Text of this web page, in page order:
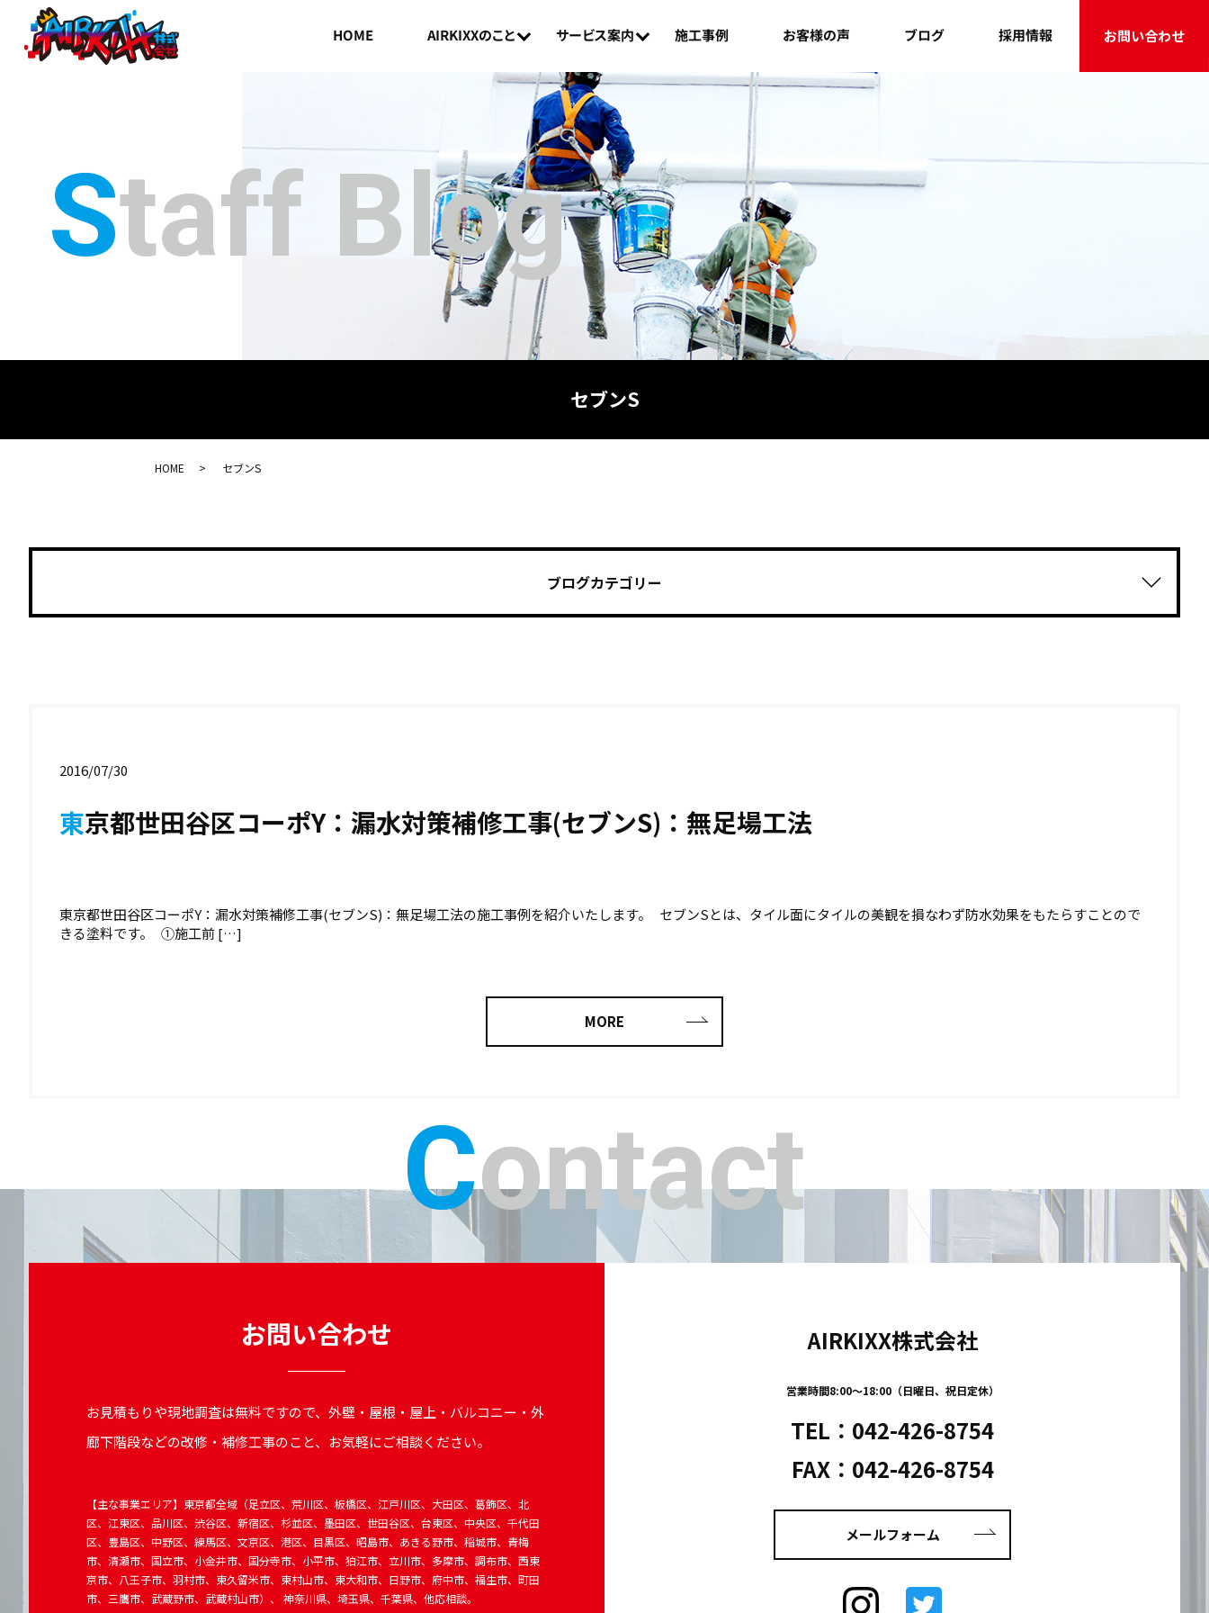
お問い合わせ
HOME AIRKIXXのこと サービス案内 施工事例 お客様の声 ブログ 採用情報
Staff Blog
セブンS
HOME セブンS
ブログカテゴリー
2016/07/30
東京都世田谷区コーポY：漏水対策補修工事(セブンS)：無足場工法
東京都世田谷区コーポY：漏水対策補修工事(セブンS)：無足場工法の施工事例を紹介いたします。 セブンSとは、タイル面にタイルの美観を損なわず防水効果をもたらすことので
きる塗料です。 ①施工前 […]
MORE
Contact
お問い合わせ
お見積もりや現地調査は無料ですので、外壁・屋根・屋上・バルコニー・外
廊下階段などの改修・補修工事のこと、お気軽にご相談ください。
【主な事業エリア】東京都全域（足立区、荒川区、板橋区、江戸川区、大田区、葛飾区、北
区、江東区、品川区、渋谷区、新宿区、杉並区、墨田区、世田谷区、台東区、中央区、千代田
区、豊島区、中野区、練馬区、文京区、港区、目黒区、昭島市、あきる野市、稲城市、青梅
市、清瀬市、国立市、小金井市、国分寺市、小平市、狛江市、立川市、多摩市、調布市、西東
京市、八王子市、羽村市、東久留米市、東村山市、東大和市、日野市、府中市、福生市、町田
市、三鷹市、武蔵野市、武蔵村山市）、 神奈川県、埼玉県、千葉県、他応相談。
AIRKIXX株式会社
営業時間8:00～18:00（日曜日、祝日定休）
TEL： 042-426-8754
FAX：042-426-8754
メールフォーム